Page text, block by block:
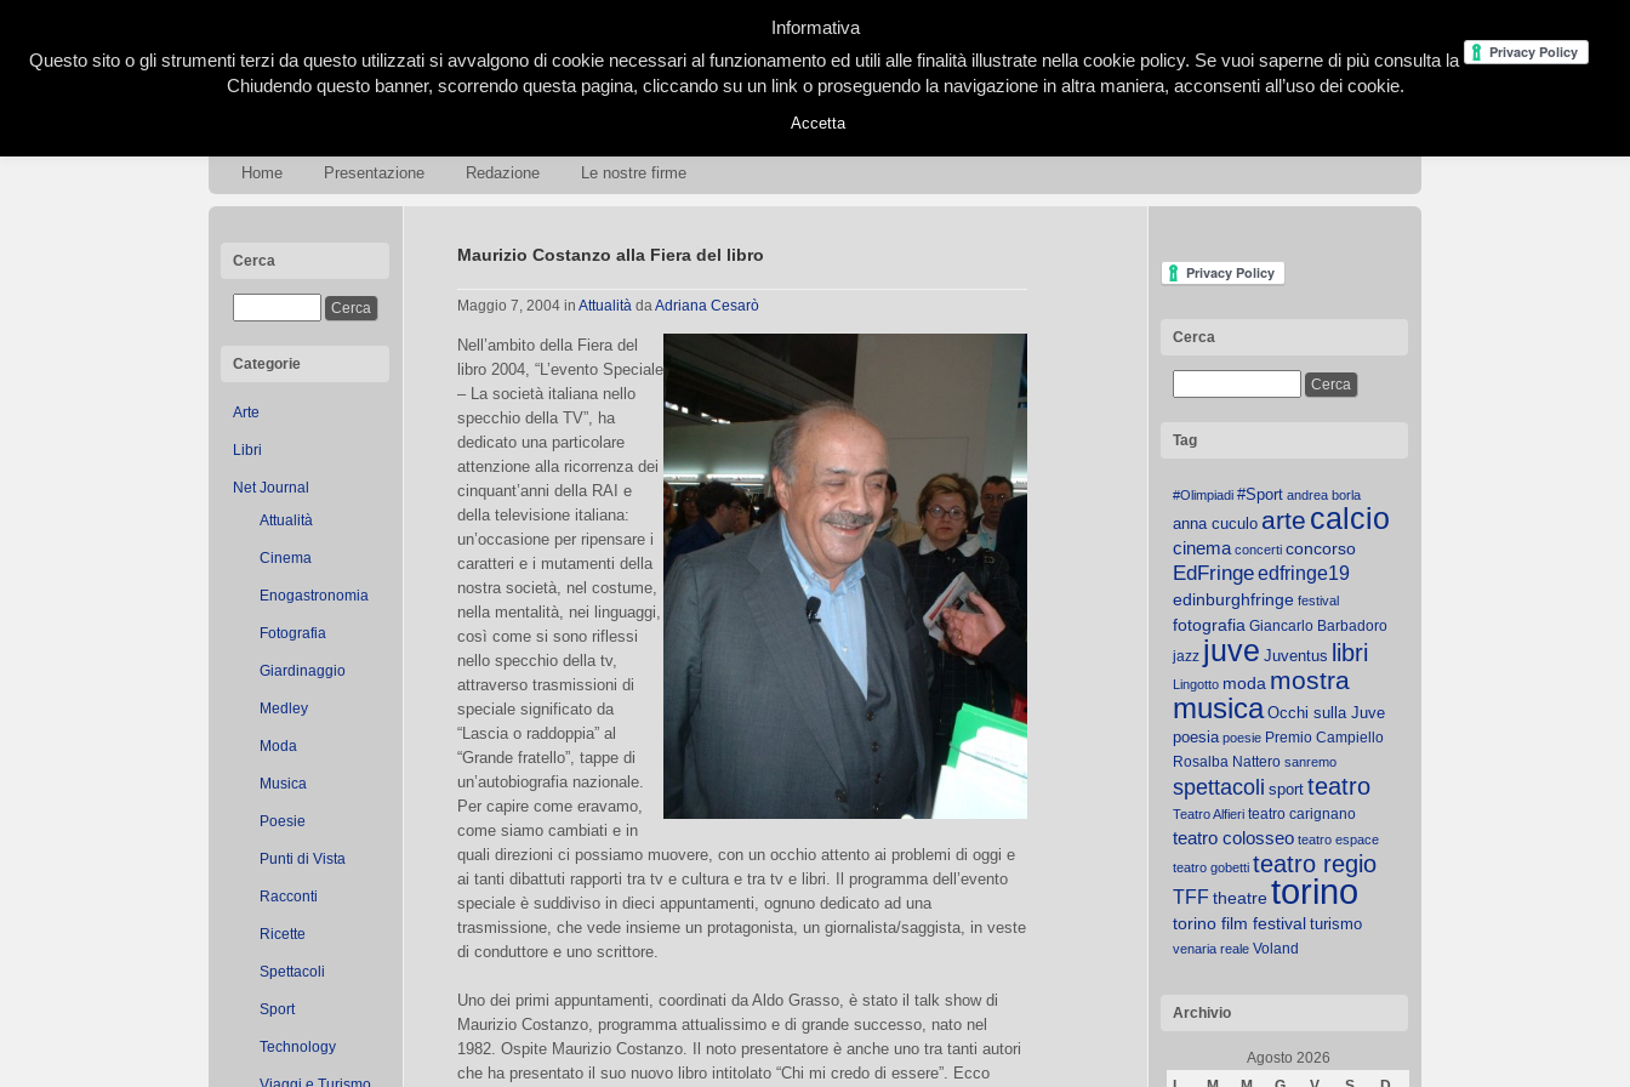
Home Presentazione Redazione Le nostre firme
Cerca
Categorie
Arte
Libri
Net Journal
Attualità
Cinema
Enogastronomia
Fotografia
Giardinaggio
Medley
Moda
Musica
Poesie
Punti di Vista
Racconti
Ricette
Spettacoli
Sport
Technology
Maurizio Costanzo alla Fiera del libro
Maggio 7, 2004 in Attualità daAdriana Cesarò
Nell’ambito della Fiera del
libro 2004, “L’evento Speciale
– La società italiana nello
specchio della TV”, ha
dedicato una particolare
attenzione alla ricorrenza dei
cinquant’anni della RAI e
della televisione italiana:
un’occasione per ripensare i
caratteri e i mutamenti della
nostra società, nel costume,
nella mentalità, nei linguaggi,
così come si sono riflessi
nello specchio della tv,
attraverso trasmissioni di
speciale significato da
“Lascia o raddoppia” al
“Grande fratello”, tappe di
un’autobiografia nazionale.
Per capire come eravamo,
come siamo cambiati e in
quali direzioni ci possiamo muovere, con un occhio attento ai problemi di oggi e
ai tanti dibattuti rapporti tra tv e cultura e tra tv e libri. Il programma dell’evento
speciale è suddiviso in dieci appuntamenti, ognuno dedicato ad una
trasmissione, che vede insieme un protagonista, un giornalista/saggista, in veste
di conduttore e uno scrittore.
Uno dei primi appuntamenti, coordinati da Aldo Grasso, è stato il talk show di
Maurizio Costanzo, programma attualissimo e di grande successo, nato nel
1982. Ospite Maurizio Costanzo. Il noto presentatore è anche uno tra tanti autori
che ha presentato il suo nuovo libro intitolato “Chi mi credo di essere”. Ecco
Cerca
Tag
#Olimpiadi #Sport andrea borla
anna cuculo arte calcio
cinema concerti concorso
EdFringeedfringe19
edinburghfringe festival
fotografia Giancarlo Barbadoro
jazz juve Juventus libri
Lingotto moda mostra
musica Occhi sulla Juve
poesia poesie Premio Campiello
Rosalba Nattero sanremo
spettacoli sport teatro
Teatro Alfieri teatro carignano
teatro colosseo teatro espace
teatro gobetti teatro regio
TFFtheatretorino
torino film festival turismo
venaria reale Voland
Archivio
Agosto 2026
Informativa
Questo sito o gli strumenti terzi da questo utilizzati si avvalgono di cookie necessari al funzionamento ed utili alle finalità illustrate nella cookie policy. Se vuoi saperne di più consulta la
Chiudendo questo banner, scorrendo questa pagina, cliccando su un link o proseguendo la navigazione in altra maniera, acconsenti all’uso dei cookie.
Accetta